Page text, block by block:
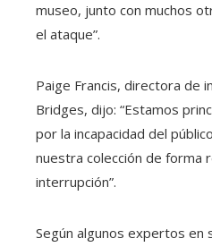
museo, junto con muchos
el ataque”.
Paige Francis, directora de
Bridges, dijo: “Estamos
por la incapacidad del
nuestra colección de forma
interrupción”.
Según algunos expertos en